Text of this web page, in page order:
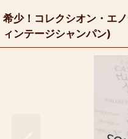
希少！コレクシオン・エ
ィンテージシャンパン)